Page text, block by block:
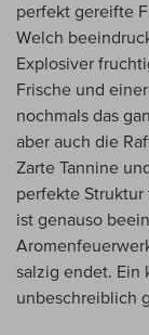
perfekt gereifte
Welch
Explosiver
Frische und
nochmals das
aber auch die
Zarte Tannine
perfekte
ist genauso
salzig endet. Ein
unbeschreiblich